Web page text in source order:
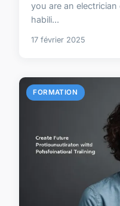
you are an
habili...
17 février 2025
FORMATION